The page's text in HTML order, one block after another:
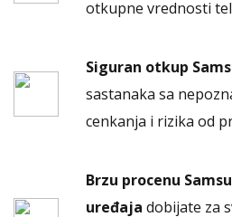
otkupne vrednosti
Siguran otkup
sastanaka sa
cenkanja i rizika od
Brzu procenu
uređaja dobijate za